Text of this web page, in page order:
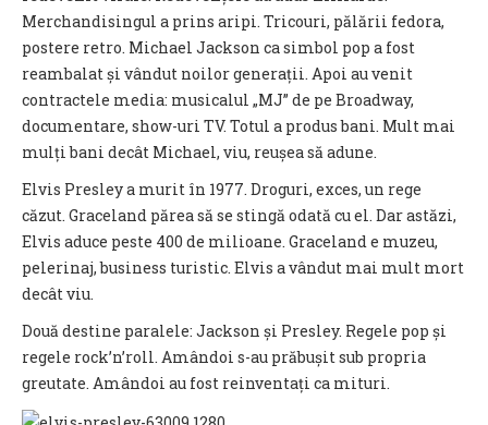
Merchandisingul a prins aripi. Tricouri, pălării fedora,
postere retro. Michael Jackson ca simbol pop a fost
reambalat și vândut noilor generații. Apoi au venit
contractele media: musicalul „MJ” de pe Broadway,
documentare, show-uri TV. Totul a produs bani. Mult mai
mulți bani decât Michael, viu, reușea să adune.
Elvis Presley a murit în 1977. Droguri, exces, un rege
căzut. Graceland părea să se stingă odată cu el. Dar astăzi,
Elvis aduce peste 400 de milioane. Graceland e muzeu,
pelerinaj, business turistic. Elvis a vândut mai mult mort
decât viu.
Două destine paralele: Jackson și Presley. Regele pop și
regele rock’n’roll. Amândoi s-au prăbușit sub propria
greutate. Amândoi au fost reinventați ca mituri.